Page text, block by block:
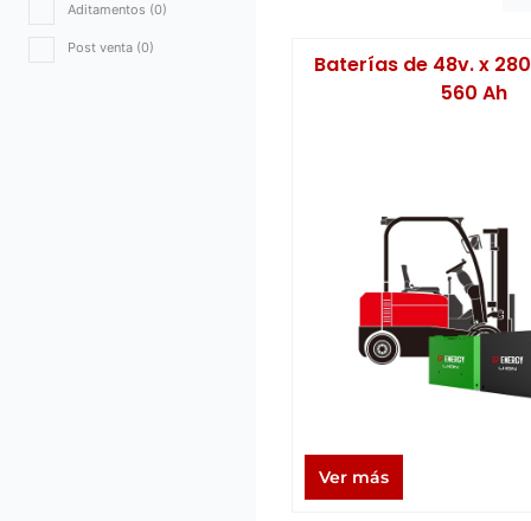
Aditamentos (0)
Post venta (0)
Baterías de 48v. x
560 Ah
Ver más